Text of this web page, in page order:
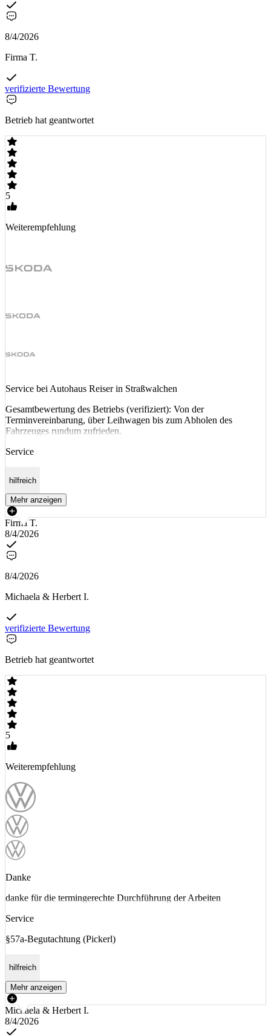
8/4/2026
Firma T.
verifizierte Bewertung
Betrieb hat geantwortet
5
Weiterempfehlung
Service bei Autohaus Reiser in Straßwalchen
Gesamtbewertung des Betriebs (verifiziert): Von der
Terminvereinbarung, über Leihwagen bis zum Abholen des
Fahrzeuges rundum zufrieden.
Service
hilfreich
Mehr anzeigen
Firma T.
8/4/2026
8/4/2026
Michaela & Herbert I.
verifizierte Bewertung
Betrieb hat geantwortet
5
Weiterempfehlung
Danke
danke für die termingerechte Durchführung der Arbeiten
Service
§57a-Begutachtung (Pickerl)
hilfreich
Mehr anzeigen
Michaela & Herbert I.
8/4/2026